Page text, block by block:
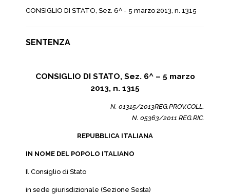
CONSIGLIO DI STATO, Sez. 6^ - 5 marzo 2013, n. 1315
SENTENZA
CONSIGLIO DI STATO, Sez. 6^ – 5 marzo
2013, n. 1315
N. 01315/2013REG.PROV.COLL.
N. 05363/2011 REG.RIC.
REPUBBLICA ITALIANA
IN NOME DEL POPOLO ITALIANO
Il Consiglio di Stato
in sede giurisdizionale (Sezione Sesta)